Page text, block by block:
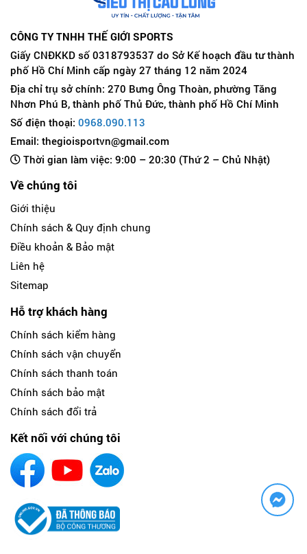
CÔNG TY TNHH THẾ GIỚI SPORTS
Giấy CNĐKKD số 0318793537 do Sở Kế hoạch đầu tư thành
phố Hồ Chí Minh cấp ngày 27 tháng 12 năm 2024
Địa chỉ trụ sở chính: 270 Bưng Ông Thoàn, phường Tăng
Nhơn Phú B, thành phố Thủ Đức, thành phố Hồ Chí Minh
Số điện thoại: 0968.090.113
Email: thegioisportvn@gmail.com
Thời gian làm việc: 9:00 – 20:30 (Thứ 2 – Chủ Nhật)
Về chúng tôi
Giới thiệu
Chính sách & Quy định chung
Điều khoản & Bảo mật
Liên hệ
Sitemap
Hỗ trợ khách hàng
Chính sách kiểm hàng
Chính sách vận chuyển
Chính sách thanh toán
Chính sách bảo mật
Chính sách đổi trả
Kết nối với chúng tôi